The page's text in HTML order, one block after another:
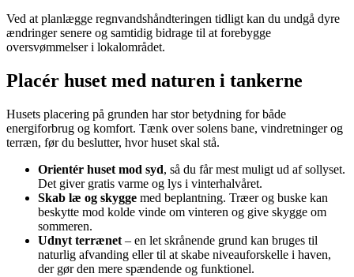
Ved at planlægge regnvandshåndteringen tidligt kan du undgå dyre
ændringer senere og samtidig bidrage til at forebygge
oversvømmelser i lokalområdet.
Placér huset med naturen i tankerne
Husets placering på grunden har stor betydning for både
energiforbrug og komfort. Tænk over solens bane, vindretninger og
terræn, før du beslutter, hvor huset skal stå.
Orientér huset mod syd, så du får mest muligt ud af sollyset.
Det giver gratis varme og lys i vinterhalvåret.
Skab læ og skygge med beplantning. Træer og buske kan
beskytte mod kolde vinde om vinteren og give skygge om
sommeren.
Udnyt terrænet – en let skrånende grund kan bruges til
naturlig afvanding eller til at skabe niveauforskelle i haven,
der gør den mere spændende og funktionel.